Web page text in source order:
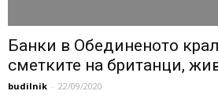
Банки в Обединеното
сметките на британци,
budilnik - 22/09/2020